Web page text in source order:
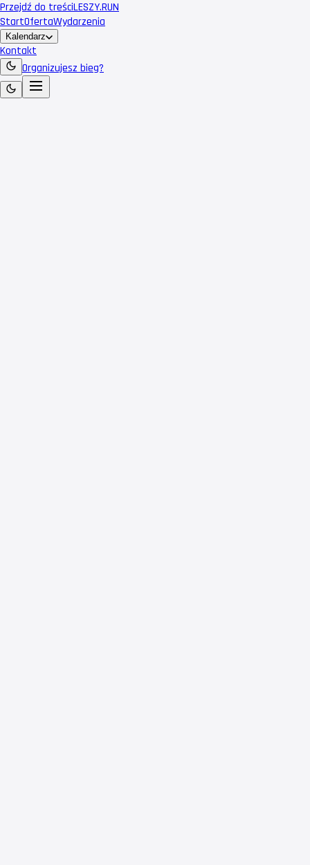
Przejdź do treściLESZY.RUN
StartOfertaWydarzenia
Kalendarz
Kontakt
Organizujesz bieg?